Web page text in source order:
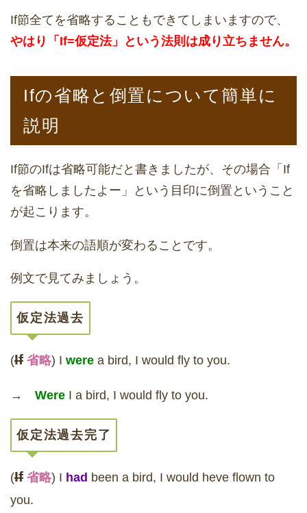
If節全てを省略することもできてしまいますので、
やはり「If=仮定法」という法則は成り立ちません。
Ifの省略と倒置について簡単に
説明
If節のIfは省略可能だと書きましたが、その場合「If
を省略しましたよー」という目印に倒置ということ
が起こります。
倒置は本来の語順が変わることです。
例文で見てみましょう。
仮定法過去
(If 省略) I were a bird, I would fly to you.
→ Were I a bird, I would fly to you.
仮定法過去完了
(If 省略) I had been a bird, I would heve flown to
you.